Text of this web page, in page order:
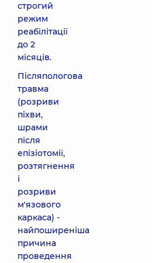
строгий
режим
реабілітації
до 2
місяців.
Післяпологова
травма
(розриви
піхви,
шрами
після
епізіотомії,
розтягнення
і
розриви
м'язового
каркаса) -
найпоширеніша
причина
проведення